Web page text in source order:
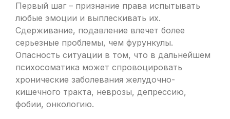
Первый шаг – признание права испытывать
любые эмоции и выплескивать их.
Сдерживание, подавление влечет более
серьезные проблемы, чем фурункулы.
Опасность ситуации в том, что в дальнейшем
психосоматика может спровоцировать
хронические заболевания желудочно-
кишечного тракта, неврозы, депрессию,
фобии, онкологию.